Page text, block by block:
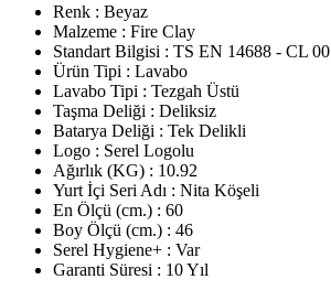
Renk : Beyaz
Malzeme : Fire Clay
Standart Bilgisi : TS EN 14688 - CL 00
Ürün Tipi : Lavabo
Lavabo Tipi : Tezgah Üstü
Taşma Deliği : Deliksiz
Batarya Deliği : Tek Delikli
Logo : Serel Logolu
Ağırlık (KG) : 10.92
Yurt İçi Seri Adı : Nita Köşeli
En Ölçü (cm.) : 60
Boy Ölçü (cm.) : 46
Serel Hygiene+ : Var
Garanti Süresi : 10 Yıl